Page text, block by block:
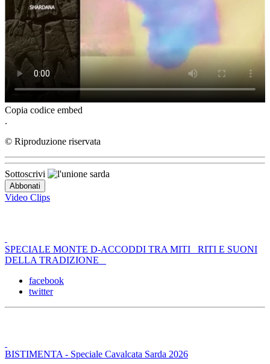
Copia codice embed
.
© Riproduzione riservata
Sottoscrivi
Video Clips
SPECIALE MONTE D-ACCODDI TRA MITI _RITI E SUONI
DELLA TRADIZIONE _
facebook
twitter
BISTIMENTA - Speciale Cavalcata Sarda 2026